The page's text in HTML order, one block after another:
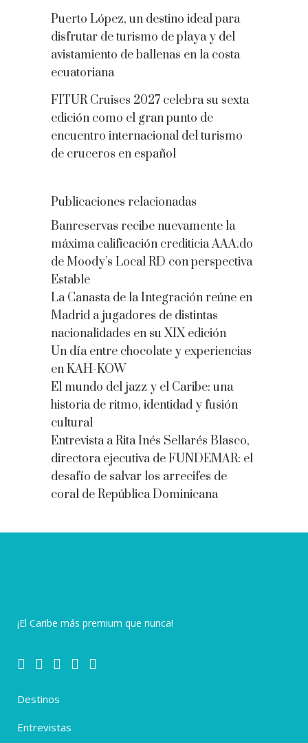
Puerto López, un destino ideal para
disfrutar de turismo de playa y del
avistamiento de ballenas en la costa
ecuatoriana
FITUR Cruises 2027 celebra su sexta
edición como el gran punto de
encuentro internacional del turismo
de cruceros en español
Publicaciones relacionadas
Banreservas recibe nuevamente la
máxima calificación crediticia AAA.do
de Moody’s Local RD con perspectiva
Estable
La Canasta de la Integración reúne en
Madrid a jugadores de distintas
nacionalidades en su XIX edición
Un día entre chocolate y experiencias
en KAH-KOW
El mundo del jazz y el Caribe: una
historia de ritmo, identidad y fusión
cultural
Entrevista a Rita Inés Sellarés Blasco,
directora ejecutiva de FUNDEMAR: el
desafío de salvar los arrecifes de
coral de República Dominicana
¡El Caribe más premium que nunca!
Destinos
Entrevistas